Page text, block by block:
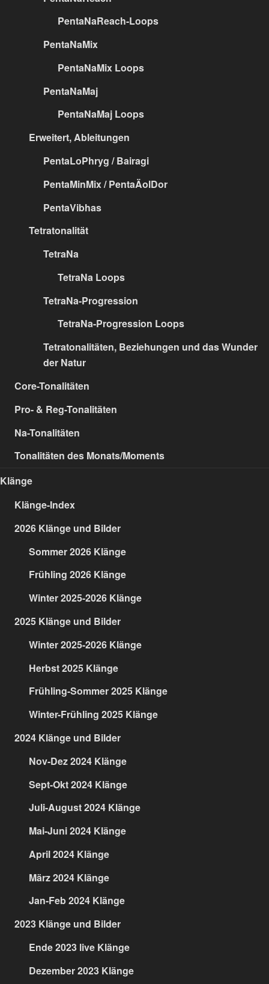
PentaNaReach-Loops
PentaNaMix
PentaNaMix Loops
PentaNaMaj
PentaNaMaj Loops
Erweitert, Ableitungen
PentaLoPhryg / Bairagi
PentaMinMix / PentaÄolDor
PentaVibhas
Tetratonalität
TetraNa
TetraNa Loops
TetraNa-Progression
TetraNa-Progression Loops
Tetratonalitäten, Beziehungen und das Wunder
der Natur
Core-Tonalitäten
Pro- & Reg-Tonalitäten
Na-Tonalitäten
Tonalitäten des Monats/Moments
Klänge
Klänge-Index
2026 Klänge und Bilder
Sommer 2026 Klänge
Frühling 2026 Klänge
Winter 2025-2026 Klänge
2025 Klänge und Bilder
Winter 2025-2026 Klänge
Herbst 2025 Klänge
Frühling-Sommer 2025 Klänge
Winter-Frühling 2025 Klänge
2024 Klänge und Bilder
Nov-Dez 2024 Klänge
Sept-Okt 2024 Klänge
Juli-August 2024 Klänge
Mai-Juni 2024 Klänge
April 2024 Klänge
März 2024 Klänge
Jan-Feb 2024 Klänge
2023 Klänge und Bilder
Ende 2023 live Klänge
Dezember 2023 Klänge